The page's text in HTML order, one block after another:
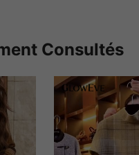
Consultés